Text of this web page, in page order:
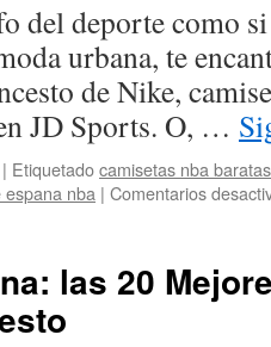
del deporte como si
urbana, te
de Nike,
JD Sports. O, …
| Etiquetadocamisetas nba
espana nba | Comentarios
las 20